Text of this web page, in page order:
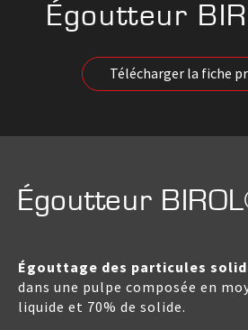
Égoutteur
Télécharger la fiche
Égoutteur
Égouttage des particules
dans une pulpe composée en
liquide et 70% de solide.